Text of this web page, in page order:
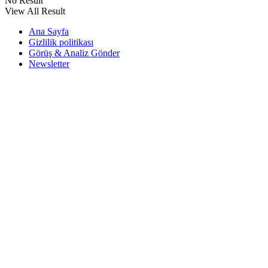
View All Result
Ana Sayfa
Gizlilik politikası
Görüş & Analiz Gönder
Newsletter